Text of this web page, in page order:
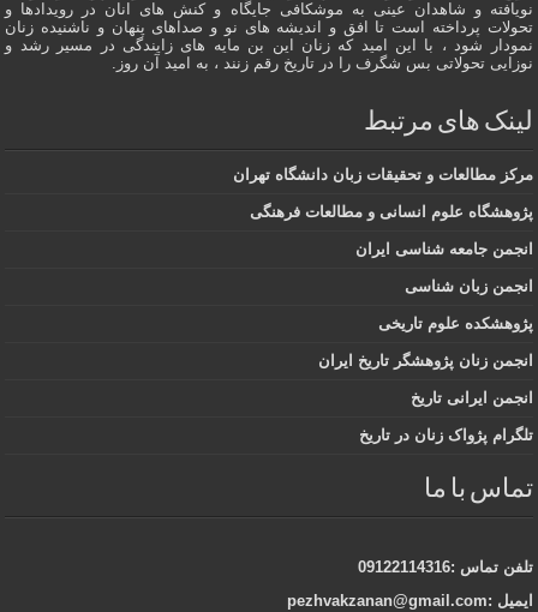
نویافته و شاهدان عينى به موشکافی جايگاه و كنش هاى انان در رویدادها و
تحولات پرداخته است تا افق و اندیشه های نو و صداهای پنهان و ناشنیده زنان
نمودار شود ، با این امید که زنان این بن مایه های زایندگی در مسير رشد و
نوزایی تحولاتی بس شگرف را در تاریخ رقم زنند ، به اميد آن روز.
لینک های مرتبط
مرکز مطالعات و تحقیقات زبان دانشگاه تهران
پژوهشگاه علوم انسانی و مطالعات فرهنگی
انجمن جامعه شناسی ایران
انجمن زبان شناسی
پژوهشکده علوم تاریخی
انجمن زنان پژوهشگر تاریخ ایران
انجمن ایرانی تاریخ
تلگرام پژواک زنان در تاریخ
تماس با ما
تلفن تماس :09122114316
ایمیل :pezhvakzanan@gmail.com